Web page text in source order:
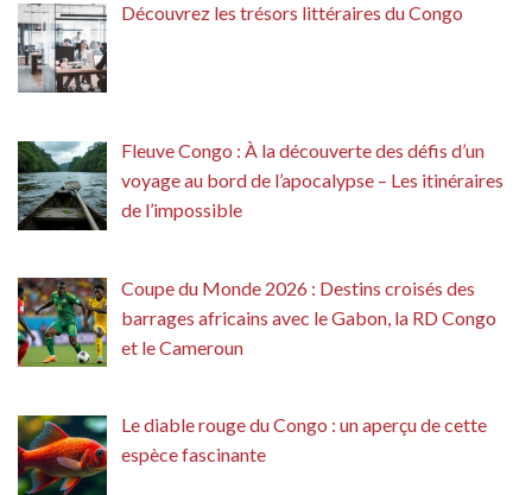
Découvrez les trésors littéraires du Congo
Fleuve Congo : À la découverte des défis d’un
voyage au bord de l’apocalypse – Les itinéraires
de l’impossible
Coupe du Monde 2026 : Destins croisés des
barrages africains avec le Gabon, la RD Congo
et le Cameroun
Le diable rouge du Congo : un aperçu de cette
espèce fascinante